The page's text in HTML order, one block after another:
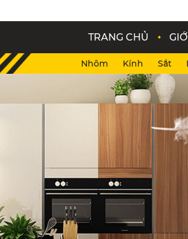
TRANG CHỦ
Nhôm Kính Sắt